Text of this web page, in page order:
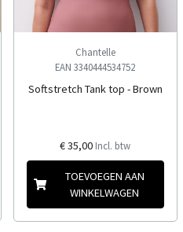
Chantelle
EAN 3340444534752
Softstretch Tank top - Brown
€ 35,00 Incl. btw
TOEVOEGEN AAN
WINKELWAGEN